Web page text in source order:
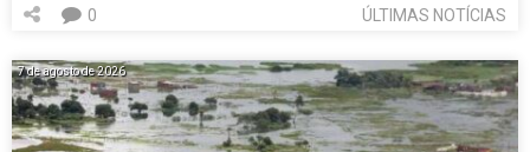
ÚLTIMAS NOTÍCIAS
0
7 de agosto de 2026